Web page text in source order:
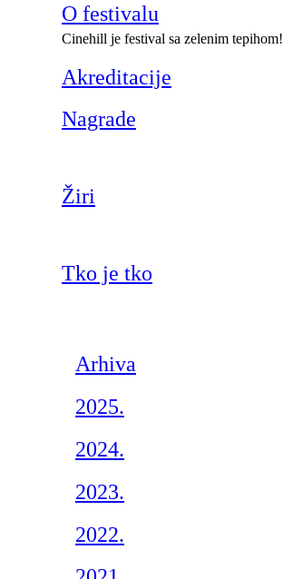
O festivalu
Cinehill je festival sa zelenim tepihom!
Akreditacije
Nagrade
Žiri
Tko je tko
Arhiva
2025.
2024.
2023.
2022.